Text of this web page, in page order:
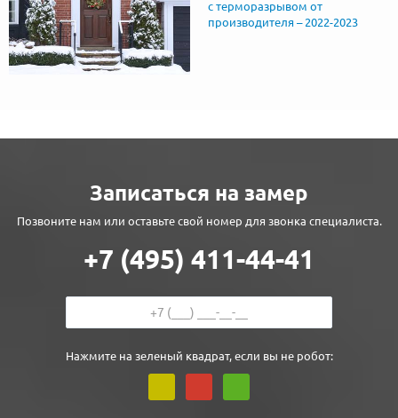
с терморазрывом от
производителя – 2022-2023
Записаться на замер
Позвоните нам или оставьте свой номер для звонка специалиста.
+7 (495) 411-44-41
Нажмите на зеленый квадрат, если вы не робот: